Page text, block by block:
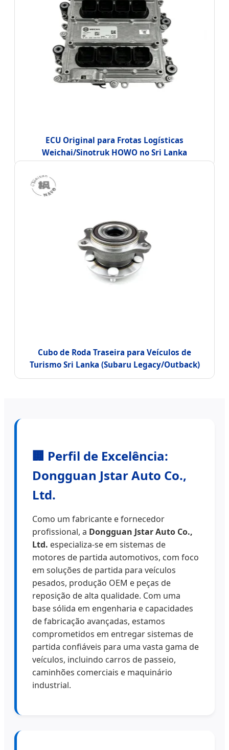
ECU Original para Frotas Logísticas
Weichai/Sinotruk HOWO no Sri Lanka
Cubo de Roda Traseira para Veículos de
Turismo Sri Lanka (Subaru Legacy/Outback)
🏢 Perfil de Excelência:
Dongguan Jstar Auto Co.,
Ltd.
Como um fabricante e fornecedor
profissional, a Dongguan Jstar Auto Co.,
Ltd. especializa-se em sistemas de
motores de partida automotivos, com foco
em soluções de partida para veículos
pesados, produção OEM e peças de
reposição de alta qualidade. Com uma
base sólida em engenharia e capacidades
de fabricação avançadas, estamos
comprometidos em entregar sistemas de
partida confiáveis para uma vasta gama de
veículos, incluindo carros de passeio,
caminhões comerciais e maquinário
industrial.